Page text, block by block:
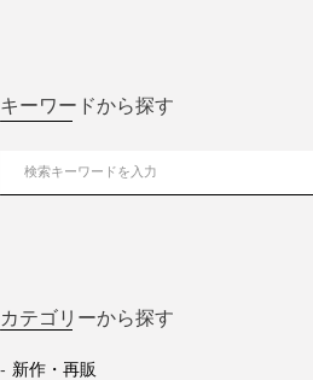
キーワードから探す
カテゴリーから探す
新作・再販